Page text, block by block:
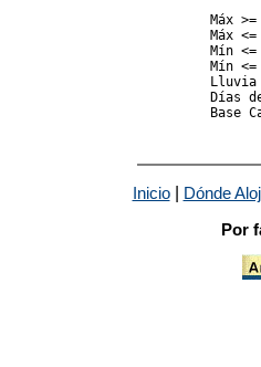
Máx
Máx
Mín
Mín
Lluvia
Días
Inicio| Dónde
Por